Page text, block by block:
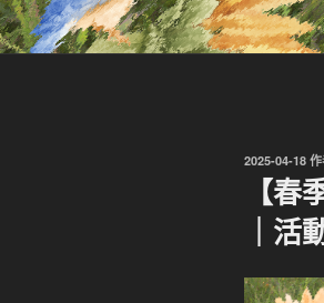
發
2025-04-18
【
｜活